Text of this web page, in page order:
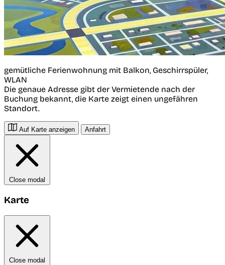
gemütliche Ferienwohnung mit Balkon, Geschirrspüler,
WLAN
Die genaue Adresse gibt der Vermietende nach der
Buchung bekannt, die Karte zeigt einen ungefähren
Standort.
Auf Karte anzeigen Anfahrt
Close modal
Karte
Close modal